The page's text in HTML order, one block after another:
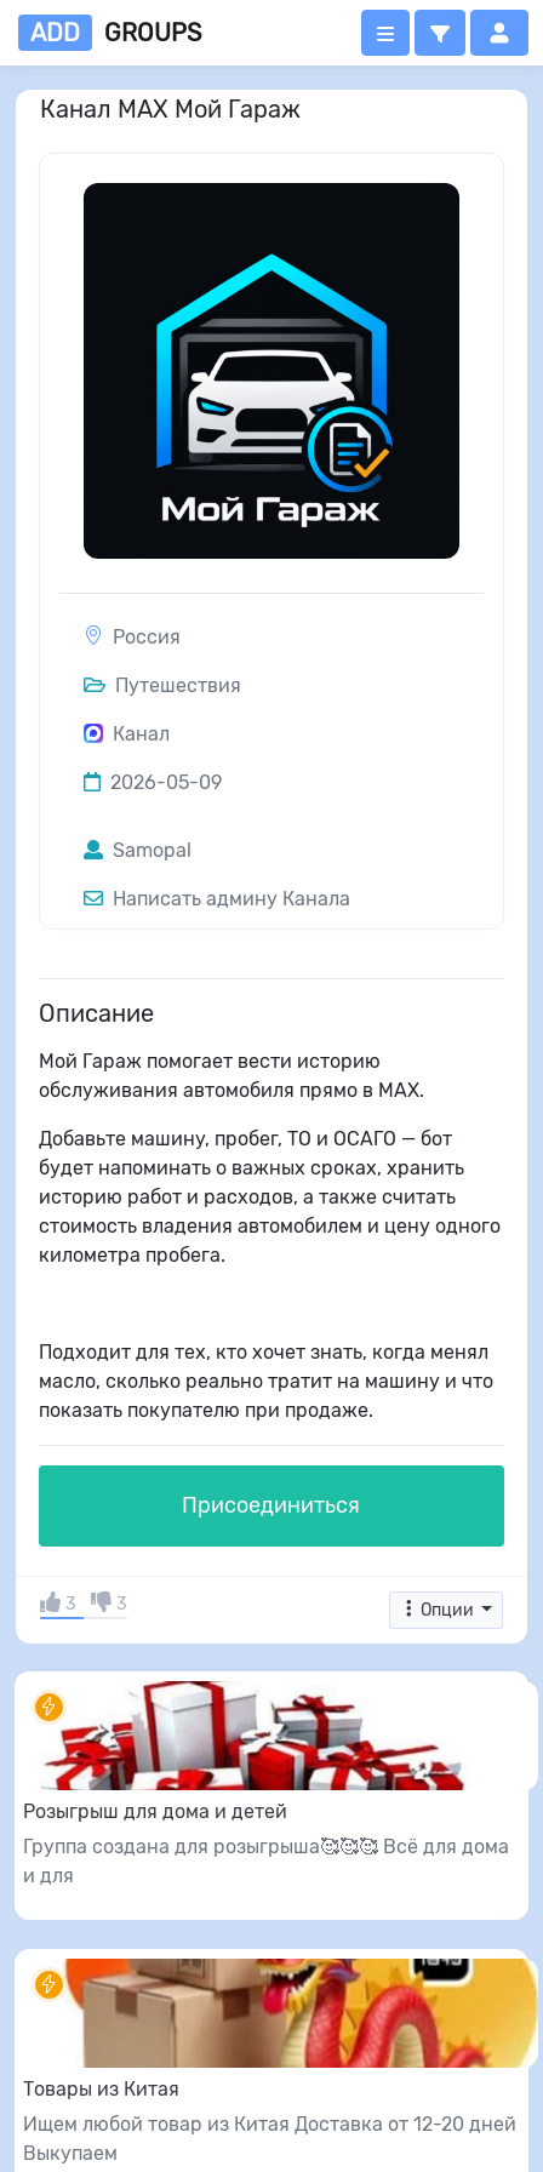
ADD GROUPS
Канал MAX Мой Гараж
Россия
Путешествия
Канал
2026-05-09
Samopal
Написать админу Канала
Описание
Мой Гараж помогает вести историю
обслуживания автомобиля прямо в MAX.
Добавьте машину, пробег, ТО и ОСАГО — бот
будет напоминать о важных сроках, хранить
историю работ и расходов, а также считать
стоимость владения автомобилем и цену одного
километра пробега.
Подходит для тех, кто хочет знать, когда менял
масло, сколько реально тратит на машину и что
показать покупателю при продаже.
Присоединиться
Опции
3 3
Розыгрыш для дома и детей
Группа создана для розыгрыша🥰🥰🥰 Всё для дома
и для
Товары из Китая
Ищем любой товар из Китая Доставка от 12-20 дней
Выкупаем